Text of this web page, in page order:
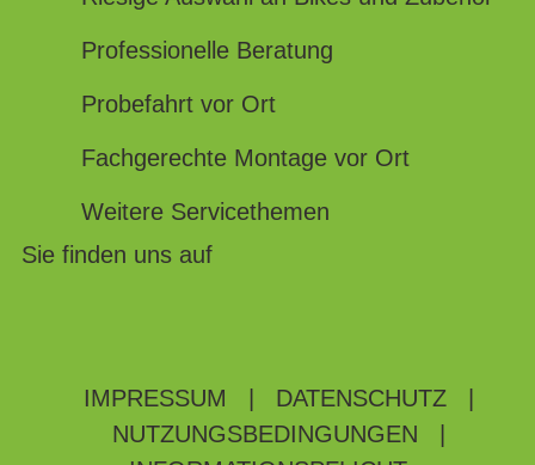
Professionelle Beratung
Probefahrt vor Ort
Fachgerechte Montage vor Ort
Weitere Servicethemen
Sie finden uns auf
IMPRESSUM DATENSCHUTZ
NUTZUNGSBEDINGUNGEN